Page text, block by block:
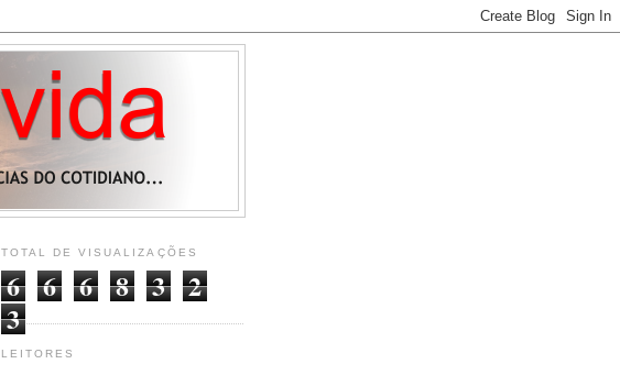
TOTAL DE VISUALIZAÇÕES
6 6 6 8 3 2
3
LEITORES